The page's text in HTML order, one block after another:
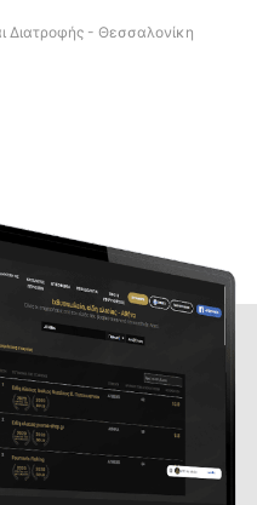
Διατροφής - Θεσσαλονίκη